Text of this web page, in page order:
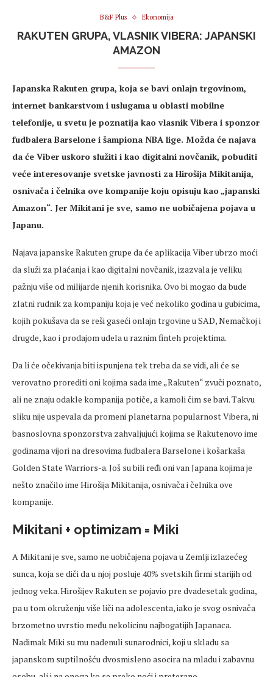
B&F Plus Ekonomija
RAKUTEN GRUPA, VLASNIK VIBERA: JAPANSKI
AMAZON
Japanska Rakuten grupa, koja se bavi onlajn trgovinom,
internet bankarstvom i uslugama u oblasti mobilne
telefonije, u svetu je poznatija kao vlasnik Vibera i sponzor
fudbalera Barselone i šampiona NBA lige. Možda će najava
da će Viber uskoro služiti i kao digitalni novčanik, pobuditi
veće interesovanje svetske javnosti za Hirošija Mikitanija,
osnivača i čelnika ove kompanije koju opisuju kao „japanski
Amazon“. Jer Mikitani je sve, samo ne uobičajena pojava u
Japanu.
Najava japanske Rakuten grupe da će aplikacija Viber ubrzo moći
da služi za plaćanja i kao digitalni novčanik, izazvala je veliku
pažnju više od milijarde njenih korisnika. Ovo bi mogao da bude
zlatni rudnik za kompaniju koja je već nekoliko godina u gubicima,
kojih pokušava da se reši gaseći onlajn trgovine u SAD, Nemačkoj i
drugde, kao i prodajom udela u raznim finteh projektima.
Da li će očekivanja biti ispunjena tek treba da se vidi, ali će se
verovatno prorediti oni kojima sada ime „Rakuten“ zvuči poznato,
ali ne znaju odakle kompanija potiče, a kamoli čim se bavi. Takvu
sliku nije uspevala da promeni planetarna popularnost Vibera, ni
basnoslovna sponzorstva zahvaljujući kojima se Rakutenovo ime
godinama vijori na dresovima fudbalera Barselone i košarkaša
Golden State Warriors-a. Još su bili ređi oni van Japana kojima je
nešto značilo ime Hirošija Mikitanija, osnivača i čelnika ove
kompanije.
Mikitani + optimizam = Miki
A Mikitani je sve, samo ne uobičajena pojava u Zemlji izlazećeg
sunca, koja se diči da u njoj posluje 40% svetskih firmi starijih od
jednog veka. Hirošijev Rakuten se pojavio pre dvadesetak godina,
pa u tom okruženju više liči na adolescenta, iako je svog osnivača
brzometno uvrstio među nekolicinu najbogatijih Japanaca.
Nadimak Miki su mu nadenuli sunarodnici, koji u skladu sa
japanskom suptilnošću dvosmisleno asocira na mladu i zabavnu